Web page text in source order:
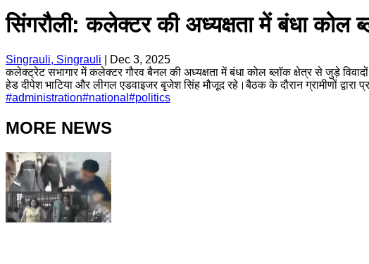
सिंगरौली: कलेक्टर की अध्यक्षता में बंधा
Singrauli, Singrauli
Dec 3, 2025
कलेक्ट्रेट सभागार में कलेक्टर गौरव बैनल की अध्यक्षता में बंधा कोल ब्लॉक क्षेत्र से जुड़े
हेड दीपेश भाटिया और लीगल एडवाइजर बृजेश सिंह मौजूद रहे।बैठक के दौरान ग्रामीणों द्वारा
#administration#national #politics
MORE NEWS